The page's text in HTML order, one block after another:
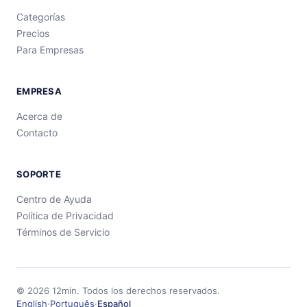
Categorías
Precios
Para Empresas
EMPRESA
Acerca de
Contacto
SOPORTE
Centro de Ayuda
Política de Privacidad
Términos de Servicio
© 2026 12min. Todos los derechos reservados.
English·Português·Español